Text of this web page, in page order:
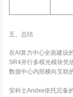
五、总结
在AI算力中心全面建设
SR4并行多模光模块凭
数据中心内部横向互联
安科士Andxe依托完备